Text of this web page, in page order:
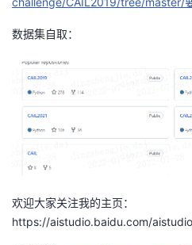
数据集自取：
欢迎大家关注我的主页：
https://aistudio.baidu.com/